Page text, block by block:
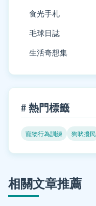
食光手札
毛球日誌
生活奇想集
# 熱門標籤
寵物行為訓練 狗吠擾民
相關文章推薦